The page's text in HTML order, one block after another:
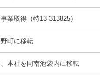
業取得（特13-313825）
町に移転
本社を同南池袋内に移転